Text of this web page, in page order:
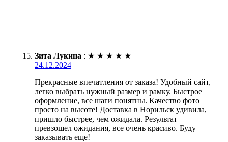
Зита Лукина : ★ ★ ★ ★ ★
24.12.2024
Прекрасные впечатления от заказа! Удобный сайт,
легко выбрать нужный размер и рамку. Быстрое
оформление, все шаги понятны. Качество фото
просто на высоте! Доставка в Норильск удивила,
пришло быстрее, чем ожидала. Результат
превзошел ожидания, все очень красиво. Буду
заказывать еще!